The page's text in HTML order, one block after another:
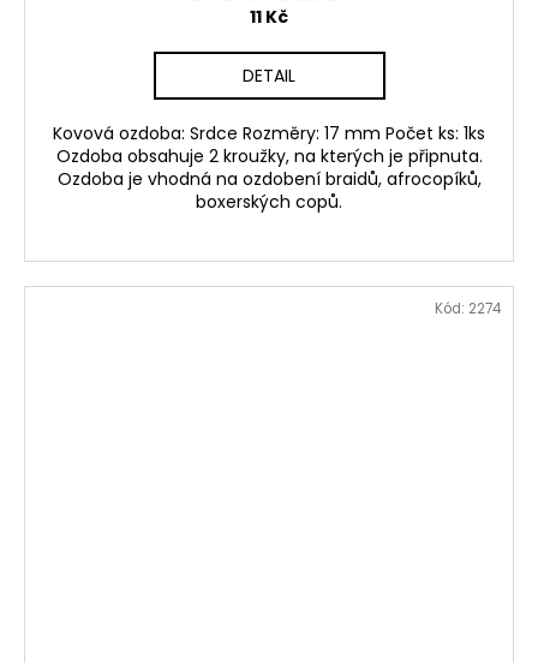
11 Kč
DETAIL
Kovová ozdoba: Srdce Rozměry: 17 mm Počet ks: 1ks
Ozdoba obsahuje 2 kroužky, na kterých je připnuta.
Ozdoba je vhodná na ozdobení braidů, afrocopíků,
boxerských copů.
Kód: 2274